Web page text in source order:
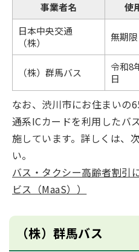
事業者名 使
日本中央交通
（株）
無期限
（株）群馬バス
令和8
日
なお、渋川市にお住まいの
通系ICカードを利用したバ
施しています。詳しくは、
い。
バス・タクシー高齢者割引
ビス（MaaS））
（株）群馬バス